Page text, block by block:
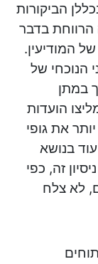
הביקורות
בדבר
המודיעין.
הנוכחי של
במתן
הועדות
את גופי
בנושא
זה, כפי
לא צלח